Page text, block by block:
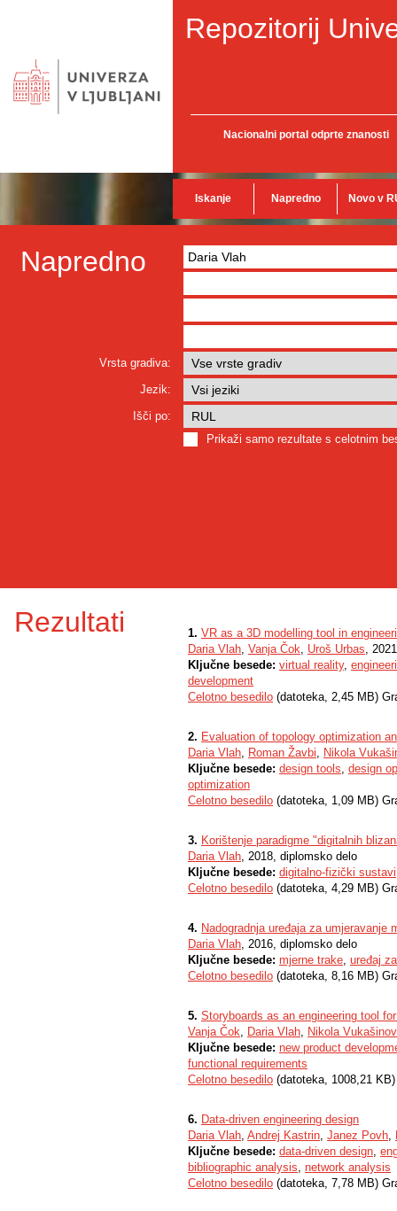
Repozitorij
Nacionalni portal odprte znanosti
Iskanje Napredno Novo v
Napredno
Vrsta gradiva:
Jezik:
Išči po:
Prikaži samo rezultate s celotnim
Rezultati 1. VR as a 3D modelling tool in
Daria Vlah, Vanja Čok, Uroš Urbas,
Ključne besede: virtual reality,
development
Celotno besedilo (datoteka, 2,45 MB)
2. Evaluation of topology optimization
Daria Vlah, Roman Žavbi, Nikola
Ključne besede: design tools, design
optimization
Celotno besedilo (datoteka, 1,09 MB)
3. Korištenje paradigme "digitalnih
Daria Vlah, 2018, diplomsko delo
Ključne besede: digitalno-fizički sustavi
Celotno besedilo (datoteka, 4,29 MB)
4. Nadogradnja uređaja za umjeravanje
Daria Vlah, 2016, diplomsko delo
Ključne besede: mjerne trake, uređaj
Celotno besedilo (datoteka, 8,16 MB)
5. Storyboards as an engineering tool
Vanja Čok, Daria Vlah, Nikola
Ključne besede: new product
functional requirements
Celotno besedilo (datoteka, 1008,21
6. Data-driven engineering design
Daria Vlah, Andrej Kastrin, Janez Povh,
Ključne besede: data-driven design,
bibliographic analysis, network analysis
Celotno besedilo (datoteka, 7,78 MB)